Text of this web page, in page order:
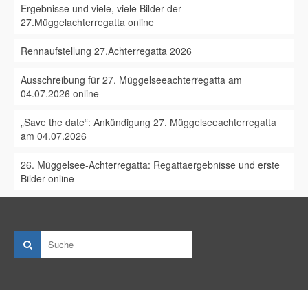
Ergebnisse und viele, viele Bilder der
27.Müggelachterregatta online
Rennaufstellung 27.Achterregatta 2026
Ausschreibung für 27. Müggelseeachterregatta am
04.07.2026 online
„Save the date“: Ankündigung 27. Müggelseeachterregatta
am 04.07.2026
26. Müggelsee-Achterregatta: Regattaergebnisse und erste
Bilder online